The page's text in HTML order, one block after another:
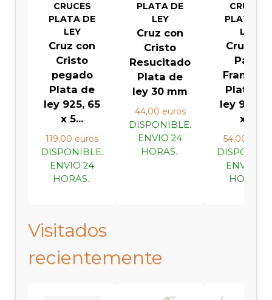
CRUCES
PLATA DE
LEY
Cruz con
Cristo
pegado
Plata de
ley 925, 65
x 5...
119,00 euros
DISPONIBLE.
ENVIO 24
HORAS..
PLATA DE
LEY
Cruz con
Cristo
Resucitado
Plata de
ley 30 mm
44,00 euros
DISPONIBLE.
ENVIO 24
HORAS..
CRUCES
PLATA DE
LEY
Cruz del
Papa
Plata de
ley 925,
x ...
54,00
ENVIO 24
HORAS.
Visitados
recientemente